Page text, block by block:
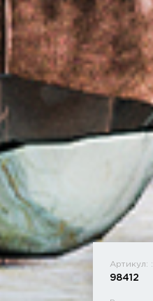
Артикул: :
98412